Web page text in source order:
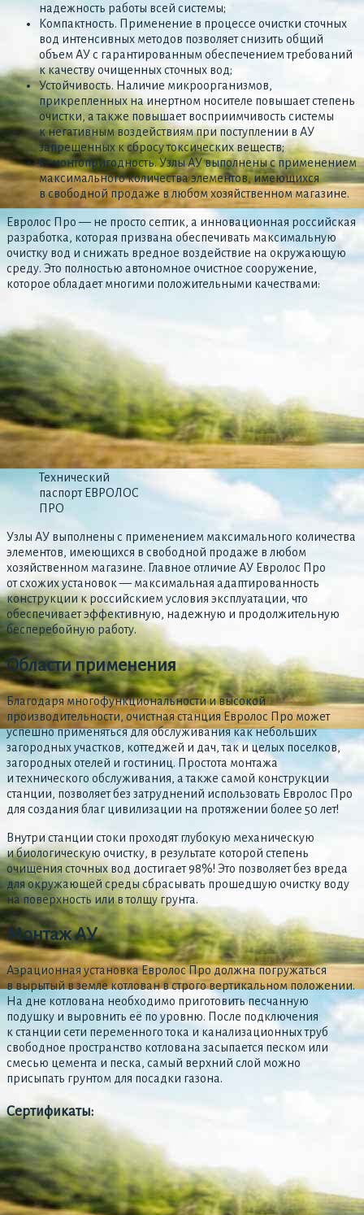
надежность работы всей системы;
Компактность. Применение в процессе очистки сточных
вод интенсивных методов позволяет снизить общий
объем АУ с гарантированным обеспечением требований
к качеству очищенных сточных вод;
Устойчивость. Наличие микроорганизмов,
прикрепленных на инертном носителе повышает степень
очистки, а также повышает восприимчивость системы
к негативным воздействиям при поступлении в АУ
запрещенных к сбросу токсических веществ;
Ремонтопригодность. Узлы АУ выполнены с применением
максимального количества элементов, имеющихся
в свободной продаже в любом хозяйственном магазине.
Евролос Про — не просто септик, а инновационная российская
разработка, которая призвана обеспечивать максимальную
очистку вод и снижать вредное воздействие на окружающую
среду. Это полностью автономное очистное сооружение,
которое обладает многими положительными качествами:
Технический
паспорт ЕВРОЛОС
ПРО
Узлы АУ выполнены с применением максимального количества
элементов, имеющихся в свободной продаже в любом
хозяйственном магазине. Главное отличие АУ Евролос Про
от схожих установок — максимальная адаптированность
конструкции к российскием условия эксплуатации, что
обеспечивает эффективную, надежную и продолжительную
бесперебойную работу.
Области применения
Благодаря многофункциональности и высокой
производительности, очистная станция Евролос Про может
успешно применяться для обслуживания как небольших
загородных участков, коттеджей и дач, так и целых поселков,
загородных отелей и гостиниц. Простота монтажа
и технического обслуживания, а также самой конструкции
станции, позволяет без затруднений использовать Евролос Про
для создания благ цивилизации на протяжении более 50 лет!
Внутри станции стоки проходят глубокую механическую
и биологическую очистку, в результате которой степень
очищения сточных вод достигает 98%! Это позволяет без вреда
для окружающей среды сбрасывать прошедшую очистку воду
на поверхность или в толщу грунта.
Монтаж АУ
Аэрационная установка Евролос Про должна погружаться
в вырытый в земле котлован в строго вертикальном положении.
На дне котлована необходимо приготовить песчанную
подушку и выровнить её по уровню. После подключения
к станции сети переменного тока и канализационных труб
свободное пространство котлована засыпается песком или
смесью цемента и песка, самый верхний слой можно
присыпать грунтом для посадки газона.
Сертификаты: